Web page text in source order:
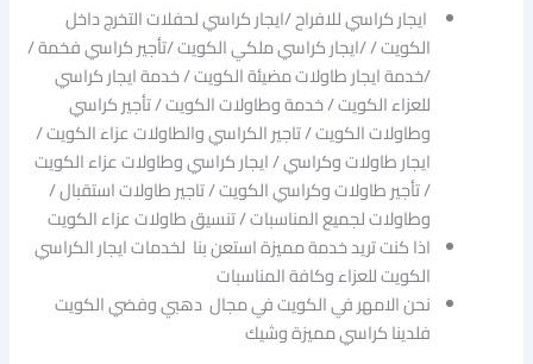
ايجار كراسي للافراح /ايجار كراسي لحفلات التخرج داخل
الكويت / /ايجار كراسي ملكي الكويت /تأجير كراسي فخمة /
/خدمة ايجار طاولات مضيئة الكويت / خدمة ايجار كراسي
للعزاء الكويت / خدمة وطاولات الكويت / تأجير كراسي
وطاولات الكويت / تاجير الكراسي والطاولات عزاء الكويت /
ايجار طاولات وكراسي / ايجار كراسي وطاولات عزاء الكويت
/ تأجير طاولات وكراسي الكويت / تاجير طاولات استقبال /
وطاولات لجميع المناسبات / تنسيق طاولات عزاء الكويت
اذا كنت تريد خدمة مميزة استعن بنا لخدمات ايجار الكراسي
الكويت للعزاء وكافة المناسبات
نحن الامهر في الكويت في مجال دهبي وفضي الكويت
فلدينا كراسي مميزة وشيك